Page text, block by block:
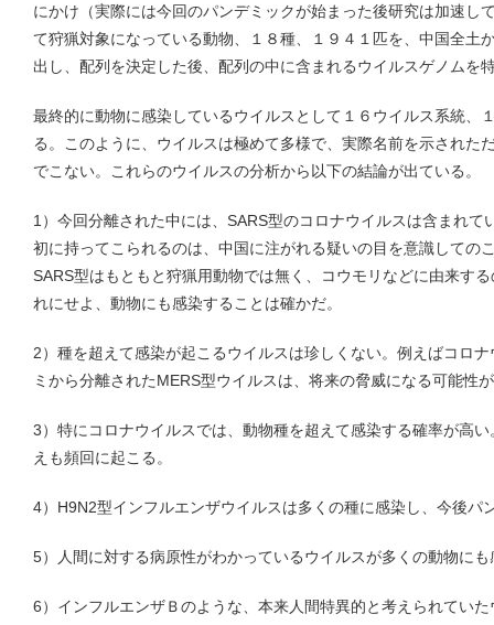
にかけ（実際には今回のパンデミックが始まった後研究は加速し
て狩猟対象になっている動物、１８種、１９４１匹を、中国全土
出し、配列を決定した後、配列の中に含まれるウイルスゲノムを
最終的に動物に感染しているウイルスとして１６ウイルス系統、
る。このように、ウイルスは極めて多様で、実際名前を示された
でこない。これらのウイルスの分析から以下の結論が出ている。
1）今回分離された中には、SARS型のコロナウイルスは含まれて
初に持ってこられるのは、中国に注がれる疑いの目を意識しての
SARS型はもともと狩猟用動物では無く、コウモリなどに由来す
れにせよ、動物にも感染することは確かだ。
2）種を超えて感染が起こるウイルスは珍しくない。例えばコロ
ミから分離されたMERS型ウイルスは、将来の脅威になる可能性
3）特にコロナウイルスでは、動物種を超えて感染する確率が高
えも頻回に起こる。
4）H9N2型インフルエンザウイルスは多くの種に感染し、今後パ
5）人間に対する病原性がわかっているウイルスが多くの動物に
6）インフルエンザＢのような、本来人間特異的と考えられてい